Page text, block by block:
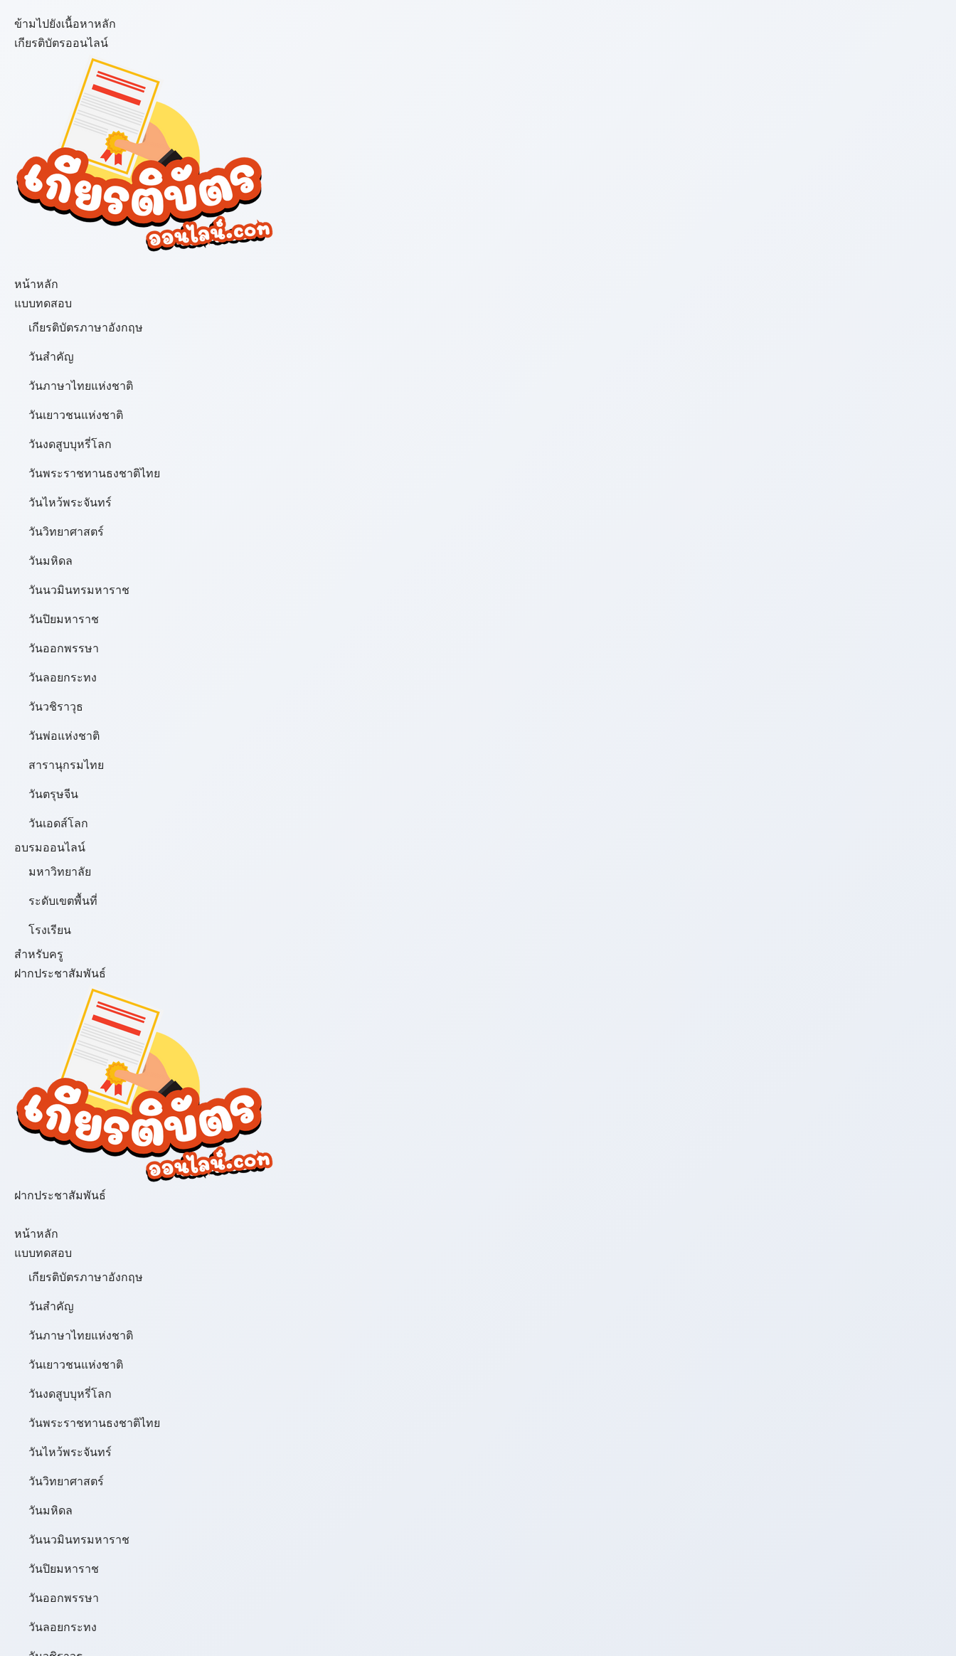
ข้ามไปยังเนื้อหาหลัก
เกียรติบัตรออนไลน์
หน้าหลัก
แบบทดสอบ
เกียรติบัตรภาษาอังกฤษ
วันสำคัญ
วันภาษาไทยแห่งชาติ
วันเยาวชนแห่งชาติ
วันงดสูบบุหรี่โลก
วันพระราชทานธงชาติไทย
วันไหว้พระจันทร์​
วันวิทยาศาสตร์
วันมหิดล
วันนวมินทรมหาราช
วันปิยมหาราช
วันออกพรรษา
วันลอยกระทง
วันวชิราวุธ
วันพ่อแห่งชาติ
สารานุกรมไทย
วันตรุษจีน
วันเอดส์โลก
อบรมออนไลน์
มหาวิทยาลัย
ระดับเขตพื้นที่
โรงเรียน
สำหรับครู
ฝากประชาสัมพันธ์
ฝากประชาสัมพันธ์
หน้าหลัก
แบบทดสอบ
เกียรติบัตรภาษาอังกฤษ
วันสำคัญ
วันภาษาไทยแห่งชาติ
วันเยาวชนแห่งชาติ
วันงดสูบบุหรี่โลก
วันพระราชทานธงชาติไทย
วันไหว้พระจันทร์​
วันวิทยาศาสตร์
วันมหิดล
วันนวมินทรมหาราช
วันปิยมหาราช
วันออกพรรษา
วันลอยกระทง